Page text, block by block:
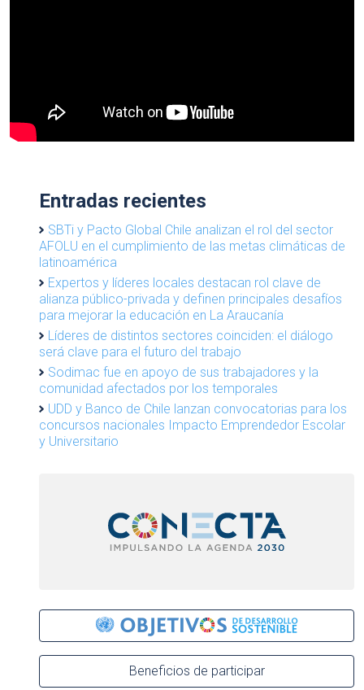
Entradas recientes
SBTi y Pacto Global Chile analizan el rol del sector
AFOLU en el cumplimiento de las metas climáticas de
latinoamérica
Expertos y líderes locales destacan rol clave de
alianza público-privada y definen principales desafíos
para mejorar la educación en La Araucanía
Líderes de distintos sectores coinciden: el diálogo
será clave para el futuro del trabajo
Sodimac fue en apoyo de sus trabajadores y la
comunidad afectados por los temporales
UDD y Banco de Chile lanzan convocatorias para los
concursos nacionales Impacto Emprendedor Escolar
y Universitario
Beneficios de participar